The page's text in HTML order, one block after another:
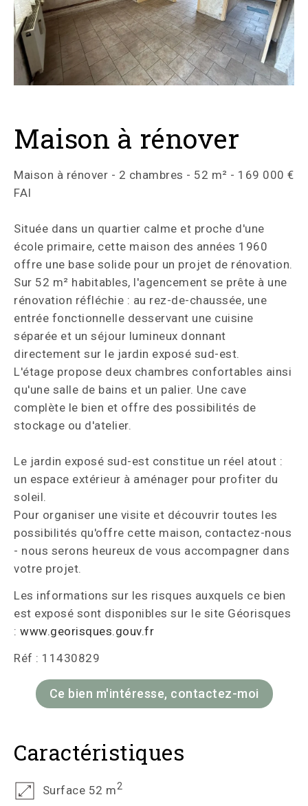
Maison à rénover
Maison à rénover - 2 chambres - 52 m² - 169 000 €
FAI
Située dans un quartier calme et proche d'une
école primaire, cette maison des années 1960
offre une base solide pour un projet de rénovation.
Sur 52 m² habitables, l'agencement se prête à une
rénovation réfléchie : au rez-de-chaussée, une
entrée fonctionnelle desservant une cuisine
séparée et un séjour lumineux donnant
directement sur le jardin exposé sud-est.
L'étage propose deux chambres confortables ainsi
qu'une salle de bains et un palier. Une cave
complète le bien et offre des possibilités de
stockage ou d'atelier.
Le jardin exposé sud-est constitue un réel atout :
un espace extérieur à aménager pour profiter du
soleil.
Pour organiser une visite et découvrir toutes les
possibilités qu'offre cette maison, contactez-nous
- nous serons heureux de vous accompagner dans
votre projet.
Les informations sur les risques auxquels ce bien
est exposé sont disponibles sur le site Géorisques
: www.georisques.gouv.fr
Réf : 11430829
Ce bien m'intéresse, contactez-moi
Caractéristiques
Surface 52 m2